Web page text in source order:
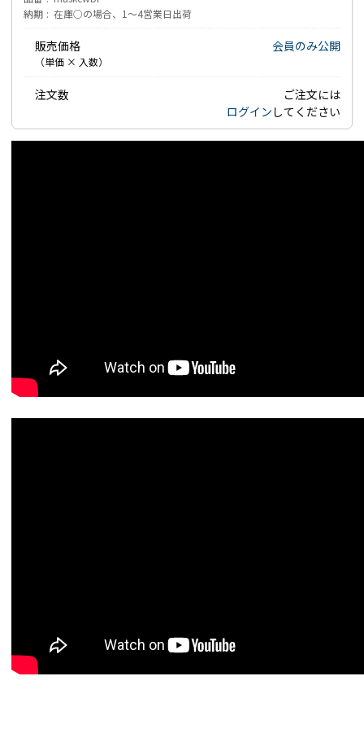
納期
在庫○の場合、1～4営業日出荷
販売価格
（単価 × 入数）
会員のみ公開
注文数
ご注文には
ログイン してください